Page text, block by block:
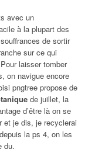
avec un
à la plupart des
de sortir
sur ce qui
laisser tomber
on navigue encore
pngtree propose de
de juillet, la
d’être là on se
et je dis, je recyclerai
la ps 4, on les
du.